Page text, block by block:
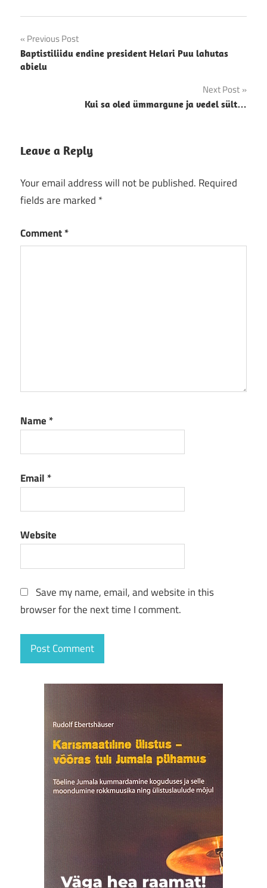
Post
navigation
Previous Post
Baptistiliidu endine president Helari Puu lahutas
abielu
Next Post
Kui sa oled ümmargune ja vedel sült…
Leave a Reply
Your email address will not be published. Required
fields are marked *
Comment*
Name *
Email *
Website
Save my name, email, and website in this
browser for the next time I comment.